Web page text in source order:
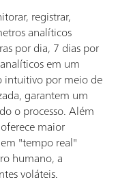
registrar,
analíticos
por dia, 7 dias por
em um
intuitivo por meio de
garantem um
o processo. Além
maior
"tempo real"
humano, a
voláteis.